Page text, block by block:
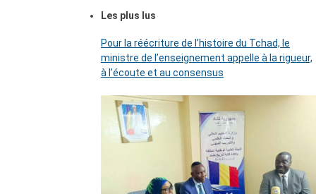
Les plus lus
Pour la réécriture de l’histoire du Tchad, le
ministre de l’enseignement appelle à la rigueur,
à l’écoute et au consensus